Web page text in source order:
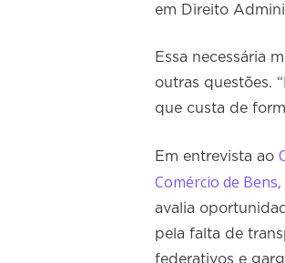
em Direito
Essa necessária
outras questões.
que custa de
Em entrevista ao
Comércio de
avalia
pela falta de
federativos e